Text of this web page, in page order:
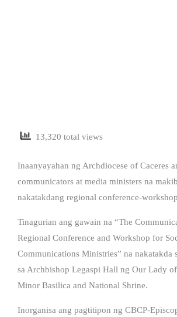
13,320 total views
Inaanyayahan ng Archdiocese of Caceres
communicators at media ministers na
nakatakdang regional conference-
Tinagurian ang gawain na “The
Regional Conference and Workshop for
Communications Ministries” na nakatakda
sa Archbishop Legaspi Hall ng Our Lady
Minor Basilica and National Shrine.
Inorganisa ang pagtitipon ng CBCP-